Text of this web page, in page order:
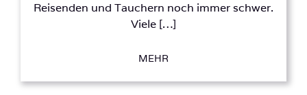
Reisenden und Tauchern noch immer schwer.
Viele […]
MEHR